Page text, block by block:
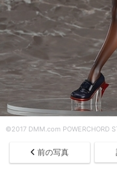
©2017 DMM.com POWERCHORD
前の写真